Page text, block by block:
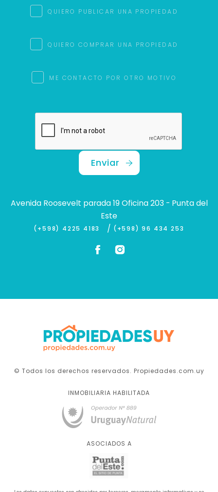
QUIERO PUBLICAR UNA PROPIEDAD
QUIERO COMPRAR UNA PROPIEDAD
ME CONTACTO POR OTRO MOTIVO
Enviar
Avenida Roosevelt parada 19 Oficina 203 - Punta del
Este
(+598) 4225 4183 / (+598) 96 434 253
© Todos los derechos reservados. Propiedades.com.uy
INMOBILIARIA HABILITADA
ASOCIADOS A